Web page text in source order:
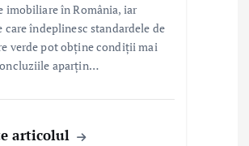
imobiliare în România, iar
care îndeplinesc standardele de
verde pot obține condiții mai
aparțin…
articolul